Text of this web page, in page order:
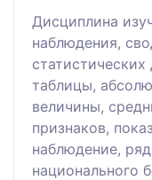
Дисциплина
наблюдения,
таблицы,
величины,
признаков,
наблюдение,
национального